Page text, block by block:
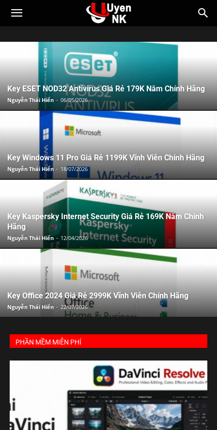
Key ESET NOD32 Antivirus Giá Rẻ 179K Năm Chính Hãng
Nguyễn Thái Hiển - 06/05/2026
Key Windows 11 Pro Giá Rẻ 1199K Vĩnh Viễn Chính Hãng
Nguyễn Thái Hiển - 18/07/2026
Key Kaspersky Internet Security Giá Rẻ 169K Năm Chính
Hãng
Nguyễn Thái Hiển - 12/04/2026
Key Office 2024 Giá Rẻ 2999K Vĩnh Viễn Chính Hãng
Nguyễn Thái Hiển - 22/07/2026
PHẦN MỀM MIỄN PHÍ